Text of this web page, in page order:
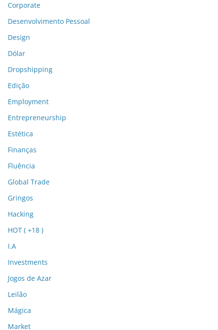
Corporate
Desenvolvimento Pessoal
Design
Dólar
Dropshipping
Edição
Employment
Entrepreneurship
Estética
Finanças
Fluência
Global Trade
Gringos
Hacking
HOT ( +18 )
I.A
Investments
Jogos de Azar
Leilão
Mágica
Market